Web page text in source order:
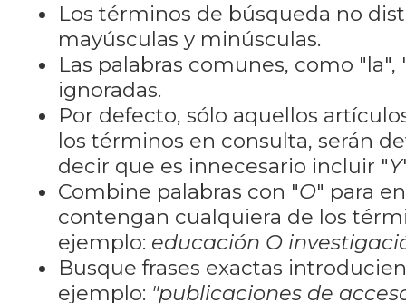
Los términos de búsqueda no
mayúsculas y minúsculas.
Las palabras comunes, como "la",
ignoradas.
Por defecto, sólo aquellos
los términos en consulta, serán
decir que es innecesario incluir "Y
Combine palabras con "O" para
contengan cualquiera de los
ejemplo: educación O
Busque frases exactas
ejemplo: "publicaciones de